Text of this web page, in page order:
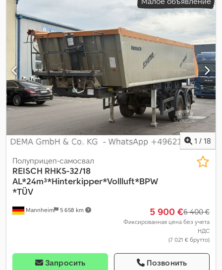
1 / 18
Mannheim 5 658 km
Полуприцеп-самосвал
REISCH RHKS-32/18
AL*24m³*Hinterkipper*Vollluft*BPW
*TÜV
5 900 €6 400 €
Фиксированная цена без учета
НДС
(7 021 € брутто)
Запросить Позвонить